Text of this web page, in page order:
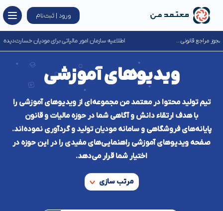
ورود | ثبت‌نام
اطلاعیه سازمان امور مالیاتی برای مودیان خسارت‌دیده از جنگ‌های تحمیلی...
ویدیوهای آموزشی
تیم تولید محتوا در معتمد من مجموعه‌ای از ویدیوهای آموزشی را
با هدف ارتقاء دانش و آگاهی شما در حوزه مالیات و قانون
پایانه‌های فروشگاهی و سامانه مودیان تولید و گردآوری نموده‌اند.
صفحه ویدیوهای آموزشی راهنمایی‌های مفیدی را در این حوزه در
اختیار شما قرار می‌دهد.
مرتب سازی